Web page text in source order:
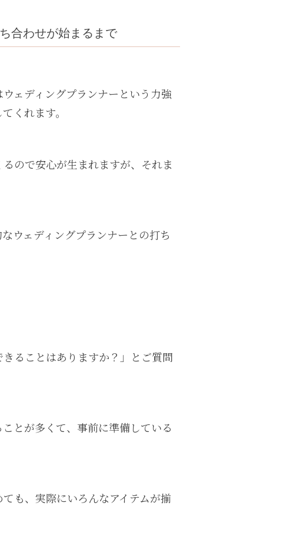
合わせが始まるまで
ェディングプランナーという力強
くれます。
ので安心が生まれますが、それま
ウェディングプランナーとの打ち
ることはありますか？」とご質問
とが多くて、事前に準備している
も、実際にいろんなアイテムが揃